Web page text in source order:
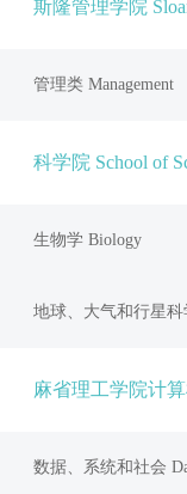
斯隆管理学院
管理类 Management
科学院 School of
生物学 Biology
地球、大气和行星科
麻省理工学院计算
数据、系统和社会